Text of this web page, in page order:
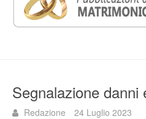
Segnalazione danni
Redazione 24 Luglio 2023